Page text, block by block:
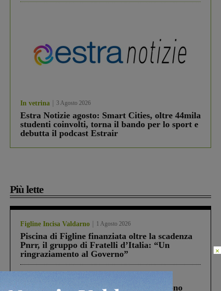
In vetrina 3 Agosto 2026
Estra Notizie agosto: Smart Cities, oltre 44mila
studenti coinvolti, torna il bando per lo sport e
debutta il podcast Estrair
Più lette
Figline Incisa Valdarno 1 Agosto 2026
Piscina di Figline finanziata oltre la scadenza
Pnrr, il gruppo di Fratelli d’Italia: “Un
ringraziamento al Governo”
Un anno fa la strage in A1 in cui morirono
×